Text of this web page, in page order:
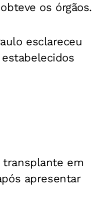
os órgãos.
esclareceu
transplante em
apresentar